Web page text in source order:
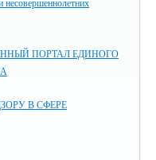
несовершеннолетних
ПОРТАЛ ЕДИНОГО
В СФЕРЕ